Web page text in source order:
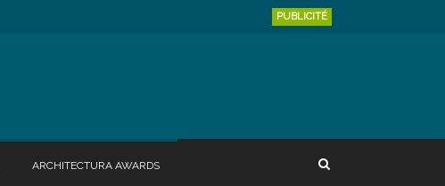
PUBLICITÉ
ARCHITECTURA AWARDS